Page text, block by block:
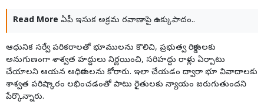
Read More ఏపీ ఇసుక అక్రమ రవాణాపై ఉక్కుపాదం..
ఆధునిక సర్వే పరికరాలతో భూములను కొలిచి, ప్రభుత్వ రికార్డులకు
అనుగుణంగా శాశ్వత హద్దులు నిర్ణయించి, సరిహద్దు రాళ్లు ఏర్పాటు
చేయాలని ఆయన అధికారులను కోరారు. ఇలా చేయడం ద్వారా భూ వివాదాలకు
శాశ్వత పరిష్కారం లభించడంతో పాటు రైతులకు న్యాయం జరుగుతుందని
పేర్కొన్నారు.